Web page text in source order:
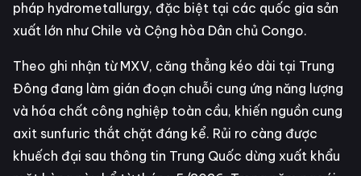
pháp hydrometallurgy, đặc biệt tại các quốc gia sản
xuất lớn như Chile và Cộng hòa Dân chủ Congo.
Theo ghi nhận từ MXV, căng thẳng kéo dài tại Trung
Đông đang làm gián đoạn chuỗi cung ứng năng lượng
và hóa chất công nghiệp toàn cầu, khiến nguồn cung
axit sunfuric thắt chặt đáng kể. Rủi ro càng được
khuếch đại sau thông tin Trung Quốc dừng xuất khẩu